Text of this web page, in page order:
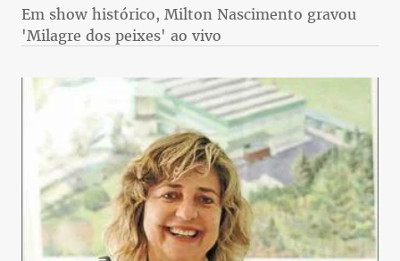
Em show histórico, Milton Nascimento gravou
'Milagre dos peixes' ao vivo